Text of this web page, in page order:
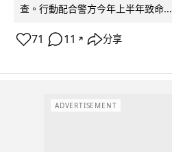
查。行動配合警方今年上半年致命...
71 11 ↗ 分享
ADVERTISEMENT